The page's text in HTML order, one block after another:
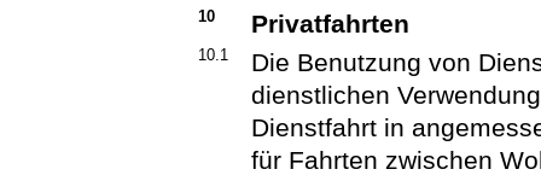
10 Privatfahrten
10.1
Die Benutzung von
dienstlichen
Dienstfahrt in
für Fahrten zwischen